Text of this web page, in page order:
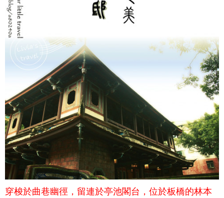
穿梭於曲巷幽徑，留連於亭池閣台，位於板橋的林本